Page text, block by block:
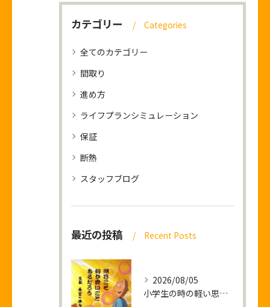
カテゴリー Categories
全てのカテゴリー
間取り
進め方
ライフプランシミュレーション
保証
断熱
スタッフブログ
最近の投稿 Recent Posts
2026/08/05
小学生の時の軽い思い出話し